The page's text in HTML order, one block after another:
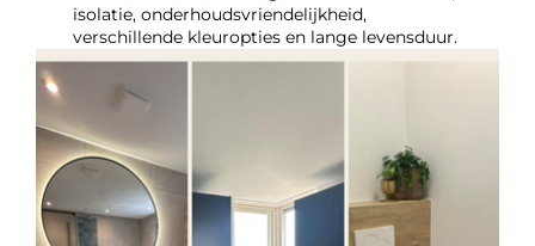
isolatie, onderhoudsvriendelijkheid,
verschillende kleuropties en lange levensduur.